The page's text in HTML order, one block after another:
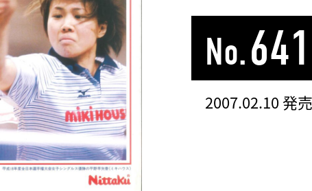
No.641
2007.02.10 発売